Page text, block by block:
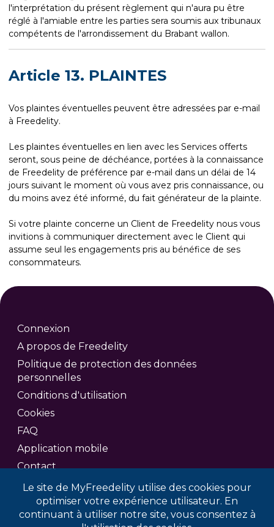
Le site de MyFreedelity utilise des cookies pour
optimiser votre expérience utilisateur. En
continuant à utiliser notre site, vous consentez à
l'interprétation du présent règlement qui n'aura pu être
réglé à l'amiable entre les parties sera soumis aux tribunaux
compétents de l'arrondissement du Brabant wallon.
Article 13. PLAINTES
Vos plaintes éventuelles peuvent être adressées par e-mail
à Freedelity.
Les plaintes éventuelles en lien avec les Services offerts
seront, sous peine de déchéance, portées à la connaissance
de Freedelity de préférence par e-mail dans un délai de 14
jours suivant le moment où vous avez pris connaissance, ou
du moins avez été informé, du fait générateur de la plainte.
Si votre plainte concerne un Client de Freedelity nous vous
invitions à communiquer directement avec le Client qui
assume seul les engagements pris au bénéfice de ses
consommateurs.
Connexion
A propos de Freedelity
Politique de protection des données
personnelles
Conditions d'utilisation
Cookies
FAQ
Application mobile
Contact